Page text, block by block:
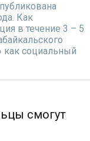
Как
в течение 3 – 5
как социальный
смогут